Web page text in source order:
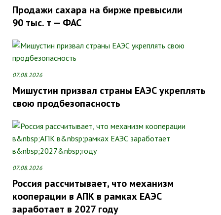
Продажи сахара на бирже превысили
90 тыс. т — ФАС
07.08.2026
Мишустин призвал страны ЕАЭС укреплять
свою продбезопасность
07.08.2026
Россия рассчитывает, что механизм
кооперации в АПК в рамках ЕАЭС
заработает в 2027 году